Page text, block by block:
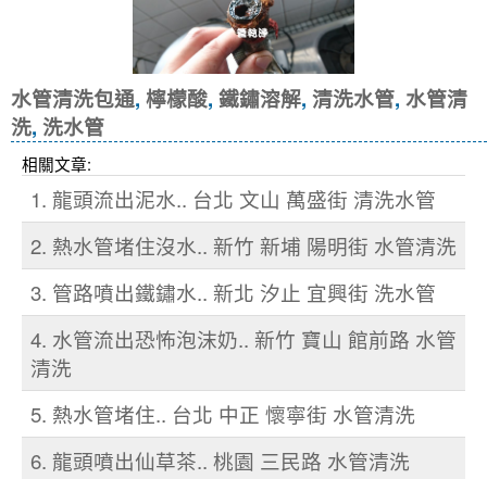
水管清洗包通, 檸檬酸, 鐵鏽溶解, 清洗水管, 水管清
洗, 洗水管
相關文章:
1. 龍頭流出泥水.. 台北 文山 萬盛街 清洗水管
2. 熱水管堵住沒水.. 新竹 新埔 陽明街 水管清洗
3. 管路噴出鐵鏽水.. 新北 汐止 宜興街 洗水管
4. 水管流出恐怖泡沫奶.. 新竹 寶山 館前路 水管
清洗
5. 熱水管堵住.. 台北 中正 懷寧街 水管清洗
6. 龍頭噴出仙草茶.. 桃園 三民路 水管清洗